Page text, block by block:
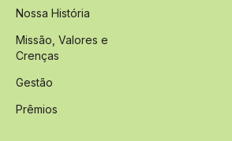
Nossa História
Missão, Valores e
Crenças
Gestão
Prêmios